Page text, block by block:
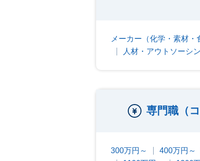
メーカー（化学・素材・
人材・アウトソーシ
専門職（
300万円～ 400万円～